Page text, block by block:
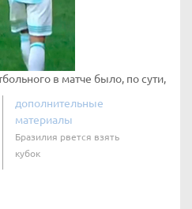
в матче было, по сути,
дополнительные
материалы
Бразилия рвется взять
кубок